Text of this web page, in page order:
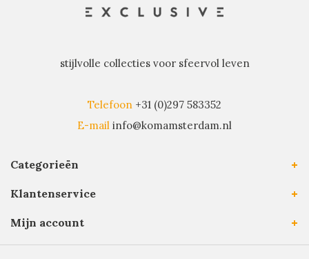
stijlvolle collecties voor sfeervol leven
Telefoon +31 (0)297 583352
E-mail info@komamsterdam.nl
Categorieën
Klantenservice
Mijn account